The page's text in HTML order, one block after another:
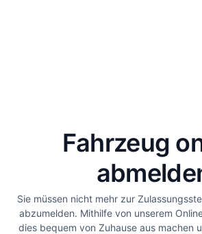
Fahrzeug
Sie müssen nicht mehr zur
abzumelden. Mithilfe von unserem
dies bequem von Zuhause aus machen